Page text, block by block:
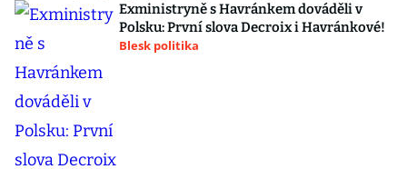
Exministryně s Havránkem dováděli v
Polsku: První slova Decroix i Havránkové!
Blesk politika